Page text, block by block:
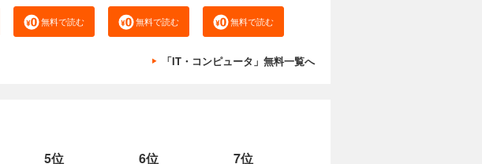
無料で読む 無料で読む 無料で読む
「IT・コンピュータ」無料一覧へ
5位 6位 7位